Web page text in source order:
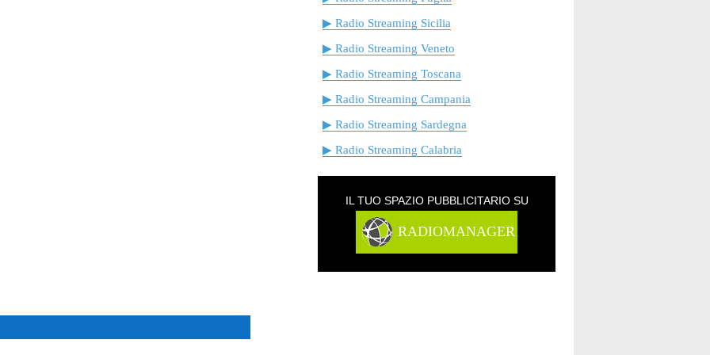
▶ Radio Streaming Sicilia
▶ Radio Streaming Veneto
▶ Radio Streaming Toscana
▶ Radio Streaming Campania
▶ Radio Streaming Sardegna
▶ Radio Streaming Calabria
IL TUO SPAZIO PUBBLICITARIO SU
RADIOMANAGER